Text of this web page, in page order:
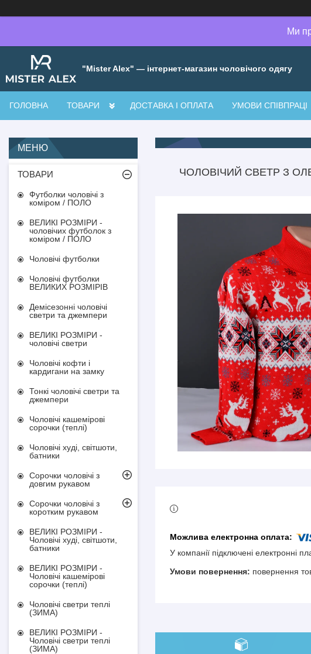
Ми
"Mister Alex" — інтернет-магазин чоловічого одягу
ГОЛОВНА ТОВАРИ ДОСТАВКА І ОПЛАТА УМОВИ СПІВПРАЦІ
ЧОЛОВІЧИЙ СВЕТР З
У компанії підключені електронні
повернення
ТОВАРИ
Футболки чоловічі з
коміром / ПОЛО
ВЕЛИКІ РОЗМІРИ -
чоловічих футболок з
коміром / ПОЛО
Чоловічі футболки
Чоловічі футболки
ВЕЛИКИХ РОЗМІРІВ
Демісезонні чоловічі
светри та джемпери
ВЕЛИКІ РОЗМІРИ -
чоловічі светри
Чоловічі кофти і
кардигани на замку
Тонкі чоловічі светри та
джемпери
Чоловічі кашемірові
сорочки (теплі)
Чоловічі худі, світшоти,
батники
Сорочки чоловічі з
довгим рукавом
Сорочки чоловічі з
коротким рукавом
ВЕЛИКІ РОЗМІРИ -
Чоловічі худі, світшоти,
батники
ВЕЛИКІ РОЗМІРИ -
Чоловічі кашемірові
сорочки (теплі)
Чоловічі светри теплі
(ЗИМА)
ВЕЛИКІ РОЗМІРИ -
Чоловічі светри теплі
(ЗИМА)